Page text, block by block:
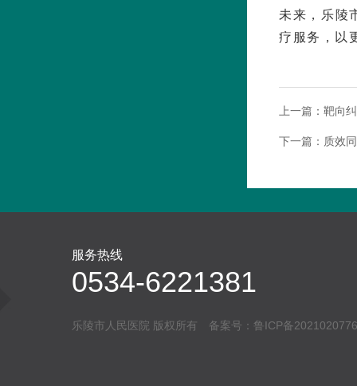
未来，乐陵
疗服务，以
上一篇： 靶向
下一篇： 质效
服务热线
0534-6221381
乐陵市人民医院 版权所有 备案号： 鲁ICP备